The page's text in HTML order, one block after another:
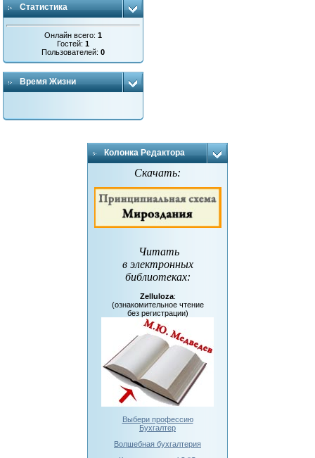
Статистика
Онлайн всего:1
Гостей:1
Пользователей:0
Время Жизни
Колонка Редактора
Скачать:
Читать
в электронных
библиотеках:
Zelluloza:
(ознакомительное чтение
без регистрации)
Выбери профессию
Бухгалтер
Волшебная бухгалтерия